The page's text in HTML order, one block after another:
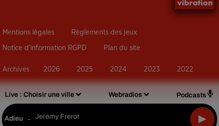
Live : Choisir une ville Webradios Podcasts
Adieu - Jeremy Frerot
Mentions légales Règlements des jeux
Notice d’information RGPD Plan du site
Archives 2026 2025 2024 2023 2022